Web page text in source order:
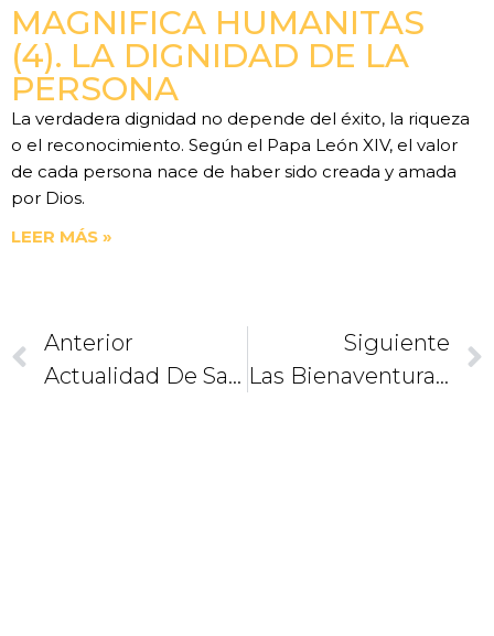
MAGNIFICA HUMANITAS
(4). LA DIGNIDAD DE LA
PERSONA
La verdadera dignidad no depende del éxito, la riqueza
o el reconocimiento. Según el Papa León XIV, el valor
de cada persona nace de haber sido creada y amada
por Dios.
LEER MÁS »
Anterior
Actualidad De Santa Catalina
Siguiente
Las Bienaventuranzas (y VIII). Sufrir Con Alegría